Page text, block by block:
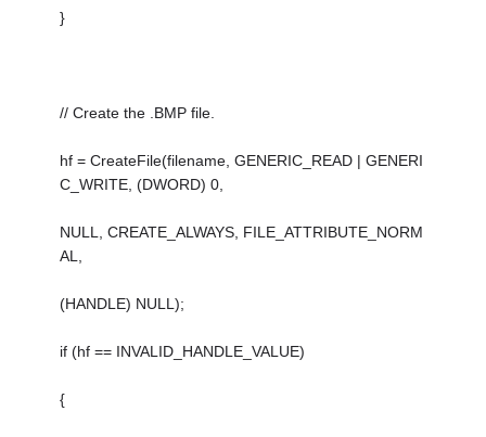
}
// Create the .BMP file.
hf = CreateFile(filename, GENERIC_READ | GENERI
C_WRITE, (DWORD) 0,
NULL, CREATE_ALWAYS, FILE_ATTRIBUTE_NORM
AL,
(HANDLE) NULL);
if (hf == INVALID_HANDLE_VALUE)
{